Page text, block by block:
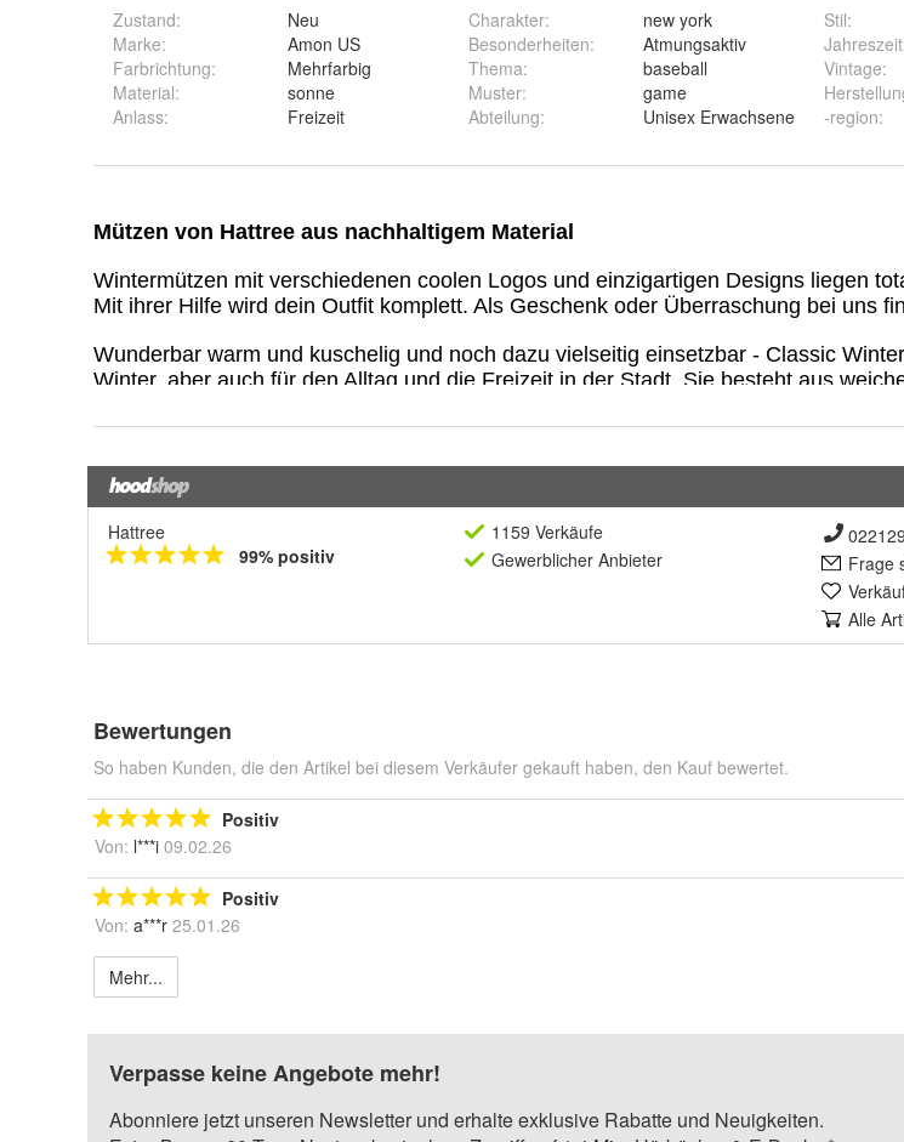
Zustand:
Neu
Marke:
Amon US
Farbrichtung:
Mehrfarbig
Material:
sonne
Anlass: Freizeit
Charakter:
new york
Besonderheiten:
Atmungsaktiv
Thema:
baseball
Muster:
game
Abteilung: Unisex Erwachsene
Stil:
Jahreszeit
Vintage:
-region:
Hattree
99% positiv
1159 Verkäufe
Gewerblicher Anbieter
Frage
Alle
Bewertungen
So haben Kunden, die den Artikel bei diesem Verkäufer gekauft haben, den Kauf bewertet.
Positiv
Von: l***i 09.02.26
Positiv
Von: a***r 25.01.26
Mehr...
Verpasse keine Angebote mehr!
Abonniere jetzt unseren Newsletter und erhalte exklusive Rabatte und Neuigkeiten.